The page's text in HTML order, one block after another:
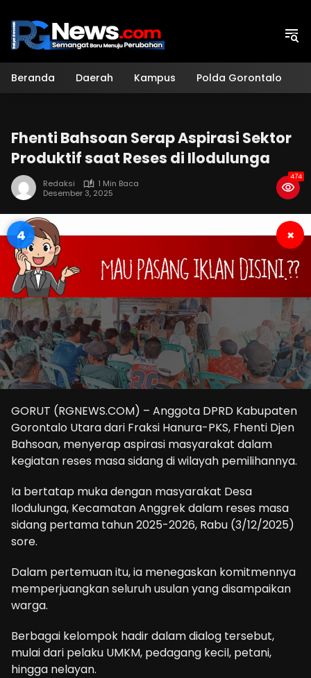
konten
Beranda Daerah Kampus Polda Gorontalo
Fhenti Bahsoan Serap Aspirasi Sektor
Produktif saat Reses di Ilodulunga
Redaksi
1 Min Baca
Desember 3, 2025
474
3 ×
GORUT (RGNEWS.COM) – Anggota DPRD Kabupaten
Gorontalo Utara dari Fraksi Hanura-PKS, Fhenti Djen
Bahsoan, menyerap aspirasi masyarakat dalam
kegiatan reses masa sidang di wilayah pemilihannya.
Ia bertatap muka dengan masyarakat Desa
Ilodulunga, Kecamatan Anggrek dalam reses masa
sidang pertama tahun 2025-2026, Rabu (3/12/2025)
sore.
Dalam pertemuan itu, ia menegaskan komitmennya
memperjuangkan seluruh usulan yang disampaikan
warga.
Berbagai kelompok hadir dalam dialog tersebut,
mulai dari pelaku UMKM, pedagang kecil, petani,
hingga nelayan.